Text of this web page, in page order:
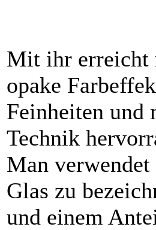
Mit ihr erreicht
opake
Feinheiten und
Technik
Man
Glas zu
und einem